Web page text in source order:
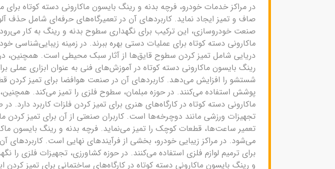
در مراکز خدمات خودرو، فرچه بدنه و رینگ بایسون ماکارونی دسته کوتاه
صاف و تمیز ایجاد نماید. کاربردهای آن در تعمیرگاه‌های حرفه‌ای شامل حذف
صنعت خودروسازی، این ترکیب برای نگهداری سطوح بدنه و رینگ به کار
ماکارونی دسته کوتاه برای عملیات دستی بهره ببرند. در زمینه
دریایی شامل تمیز کردن سطوح قایق‌ها از آثار سبک محیطی است. همچنین،
رینگ بایسون ماکارونی دسته کوتاه در آموزش‌های فنی به عنوان ابزاری
شستشو را افزایش می‌دهد. کاربردهای آن در صنعت هوافضا برای تمیز کردن
پوشش استفاده می‌کنند. در حوزه مبلمان، سطوح فلزی را تمیز می‌کند.
ماکارونی دسته کوتاه در کارگاه‌های هنری برای تمیز کردن فلزات کاربرد
تجهیزات ورزشی مانند دوچرخه‌ها است. کاربران صنعتی از آن برای تمیز کردن
تعمیر ساعت‌ها، قطعات کوچک را تمیز می‌نماید. فرچه بدنه و رینگ بایسون
می‌شود. در مراکز زیبایی خودرو، بخشی از فرآیندهای نهایی است. کاربردهای
برای ترمیم لوازم فلزی استفاده می‌کنند. در حوزه کشاورزی، تجهیزات فلزی
و رینگ بایسون ماکارونی دسته کوتاه در کارگاه‌های ساختمانی برای تمیز کردن